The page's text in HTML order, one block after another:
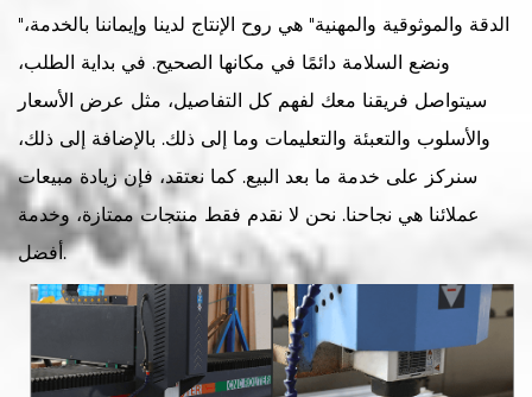
"الدقة والموثوقية والمهنية" هي روح الإنتاج لدينا وإيماننا بالخدمة،
ونضع السلامة دائمًا في مكانها الصحيح. في بداية الطلب،
سيتواصل فريقنا معك لفهم كل التفاصيل، مثل عرض الأسعار
والأسلوب والتعبئة والتعليمات وما إلى ذلك. بالإضافة إلى ذلك،
سنركز على خدمة ما بعد البيع. كما نعتقد، فإن زيادة مبيعات
عملائنا هي نجاحنا. نحن لا نقدم فقط منتجات ممتازة، وخدمة
أفضل.